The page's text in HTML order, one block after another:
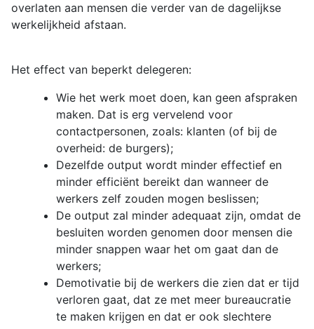
overlaten aan mensen die verder van de dagelijkse
werkelijkheid afstaan.
Het effect van beperkt delegeren:
Wie het werk moet doen, kan geen afspraken
maken. Dat is erg vervelend voor
contactpersonen, zoals: klanten (of bij de
overheid: de burgers);
Dezelfde output wordt minder effectief en
minder efficiënt bereikt dan wanneer de
werkers zelf zouden mogen beslissen;
De output zal minder adequaat zijn, omdat de
besluiten worden genomen door mensen die
minder snappen waar het om gaat dan de
werkers;
Demotivatie bij de werkers die zien dat er tijd
verloren gaat, dat ze met meer bureaucratie
te maken krijgen en dat er ook slechtere